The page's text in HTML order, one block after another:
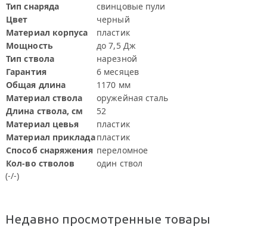
Тип снаряда
свинцовые пули
Цвет
черный
Материал корпуса
пластик
Мощность
до 7,5 Дж
Тип ствола
нарезной
Гарантия
6 месяцев
Общая длина
1170 мм
Материал ствола
оружейная сталь
Длина ствола, см
52
Материал цевья
пластик
Материал прикладапластик
Способ снаряжения переломное
Кол-во стволов
один ствол
(-/-)
Недавно просмотренные товары